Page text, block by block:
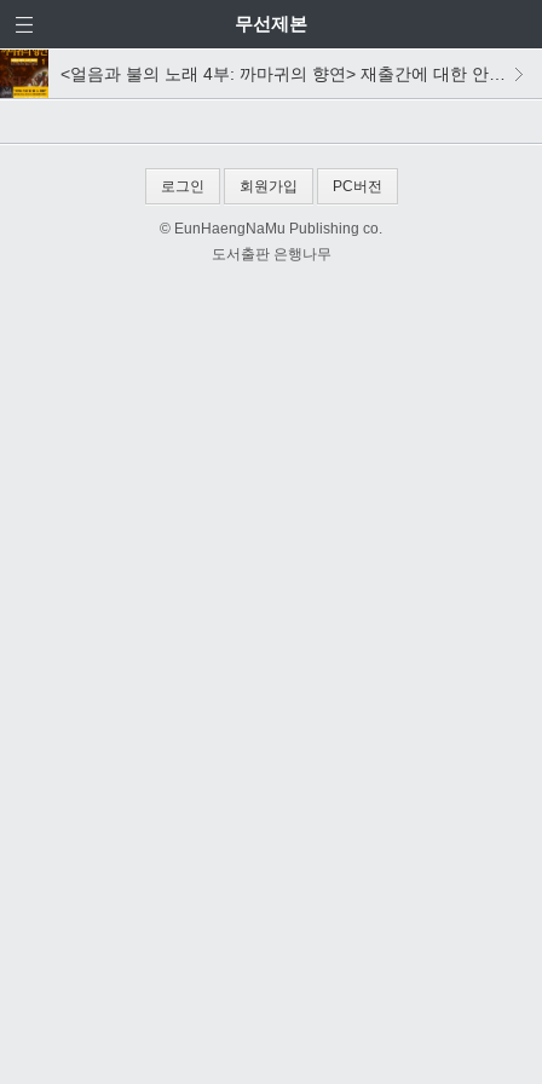
무선제본
<얼음과 불의 노래 4부: 까마귀의 향연> 재출간에 대한 안내를 드립니다.(수정)
로그인 회원가입 PC버전
© EunHaengNaMu Publishing co.
도서출판 은행나무